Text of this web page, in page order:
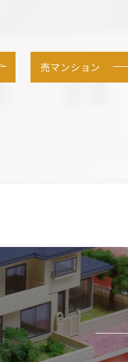
売マンション